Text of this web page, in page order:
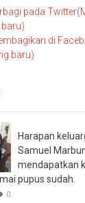
pada
baru)
di
baru)
Harapan
Samuel
mendapatkan
pupus sudah.
0